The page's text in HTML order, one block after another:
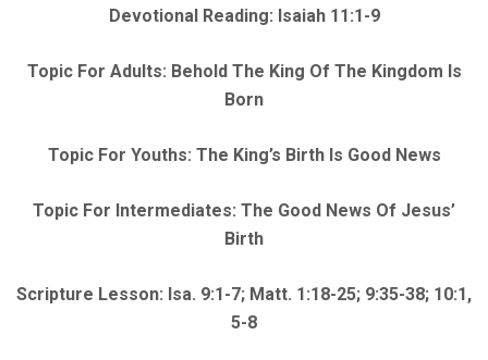
Devotional Reading: Isaiah 11:1-9
Topic For Adults: Behold The King Of The Kingdom Is
Born
Topic For Youths: The King’s Birth Is Good News
Topic For Intermediates: The Good News Of Jesus’
Birth
Scripture Lesson: Isa. 9:1-7; Matt. 1:18-25; 9:35-38; 10:1,
5-8